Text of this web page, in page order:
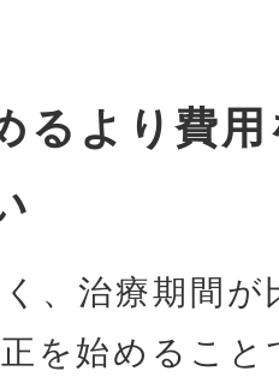
るより費
、治療期間が
を始めるこ